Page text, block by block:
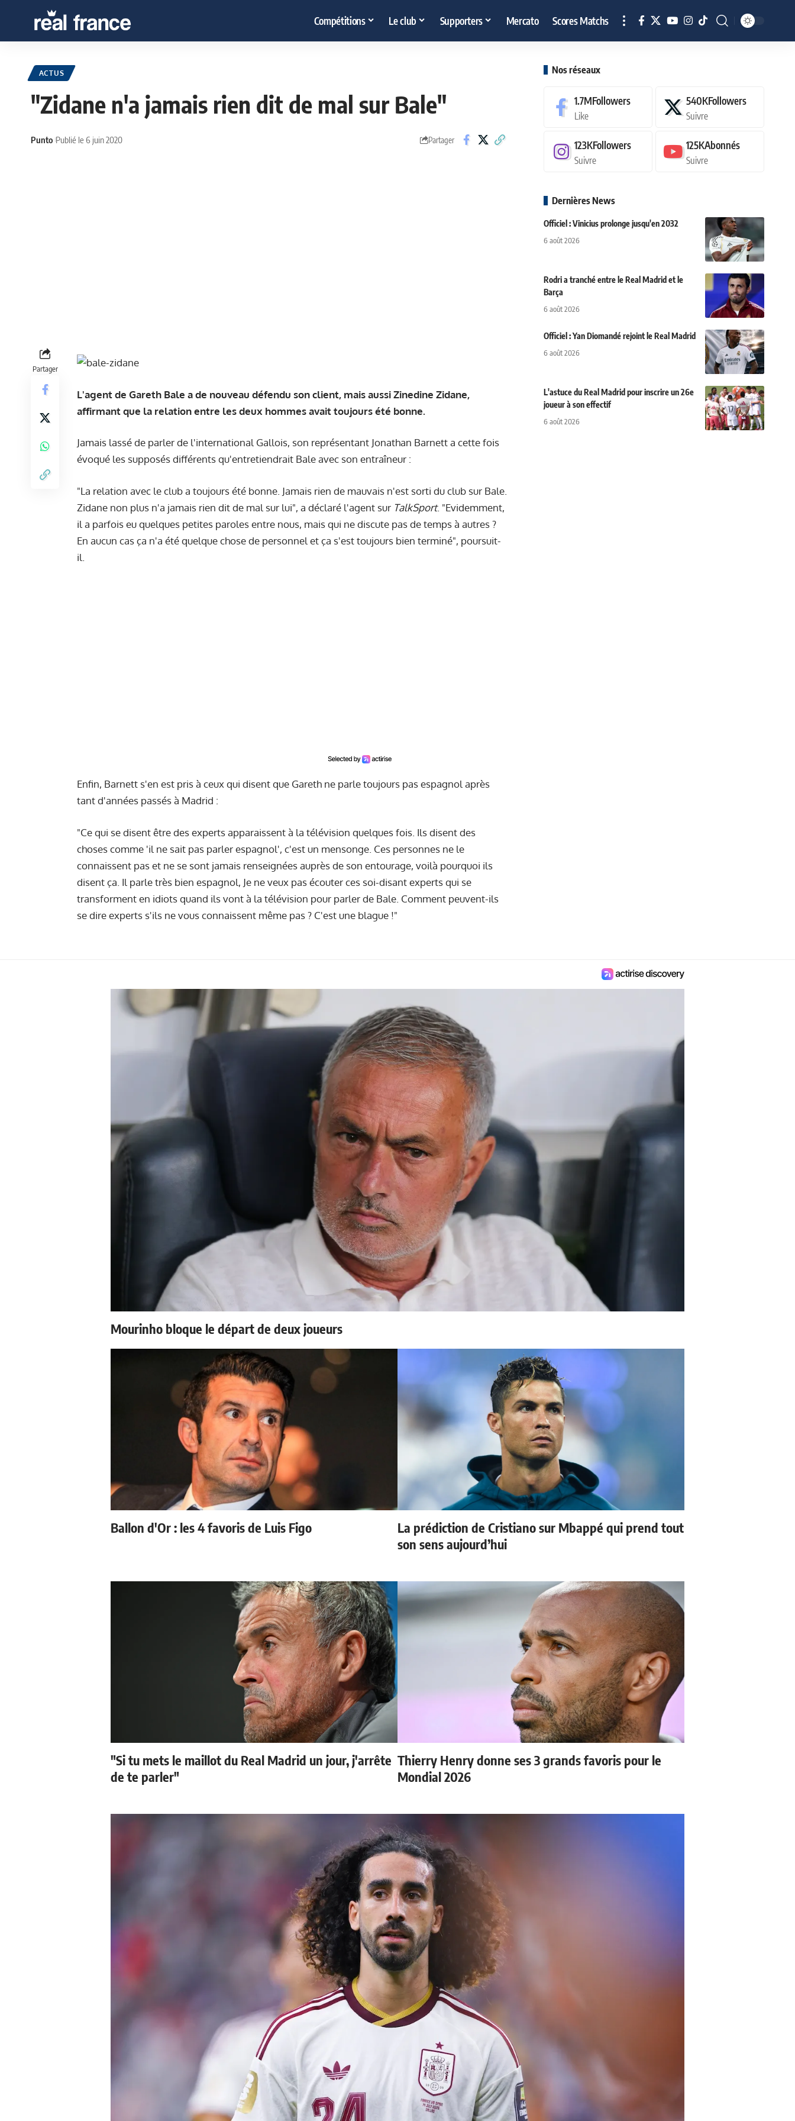
Compétitions Le club Supporters Mercato Scores Matchs
ACTUS
"Zidane n'a jamais rien dit de mal sur Bale"
Punto Publié le 6 juin 2020 Partager
Partager
L'agent de Gareth Bale a de nouveau défendu son client, mais aussi Zinedine Zidane,
affirmant que la relation entre les deux hommes avait toujours été bonne.
Jamais lassé de parler de l'international Gallois, son représentant Jonathan Barnett a cette fois
évoqué les supposés différents qu'entretiendrait Bale avec son entraîneur :
"La relation avec le club a toujours été bonne. Jamais rien de mauvais n'est sorti du club sur Bale.
Zidane non plus n'a jamais rien dit de mal sur lui", a déclaré l'agent sur TalkSport. "Evidemment,
il a parfois eu quelques petites paroles entre nous, mais qui ne discute pas de temps à autres ?
En aucun cas ça n'a été quelque chose de personnel et ça s'est toujours bien terminé", poursuit-
il.
Enfin, Barnett s'en est pris à ceux qui disent que Gareth ne parle toujours pas espagnol après
tant d'années passés à Madrid :
"Ce qui se disent être des experts apparaissent à la télévision quelques fois. Ils disent des
choses comme 'il ne sait pas parler espagnol', c'est un mensonge. Ces personnes ne le
connaissent pas et ne se sont jamais renseignées auprès de son entourage, voilà pourquoi ils
disent ça. Il parle très bien espagnol, Je ne veux pas écouter ces soi-disant experts qui se
transforment en idiots quand ils vont à la télévision pour parler de Bale. Comment peuvent-ils
se dire experts s'ils ne vous connaissent même pas ? C'est une blague !"
Nos réseaux
1.7MFollowers
Like
540KFollowers
Suivre
123KFollowers
Suivre
125KAbonnés
Suivre
Dernières News
Officiel : Vinicius prolonge jusqu'en 2032
6 août 2026
Rodri a tranché entre le Real Madrid et le
Barça
6 août 2026
Officiel : Yan Diomandé rejoint le Real Madrid
6 août 2026
L'astuce du Real Madrid pour inscrire un 26e
joueur à son effectif
6 août 2026
Mourinho bloque le départ de deux joueurs
Ballon d'Or : les 4 favoris de Luis Figo
La prédiction de Cristiano sur Mbappé qui prend tout
son sens aujourd’hui
"Si tu mets le maillot du Real Madrid un jour, j'arrête
de te parler"
Thierry Henry donne ses 3 grands favoris pour le
Mondial 2026